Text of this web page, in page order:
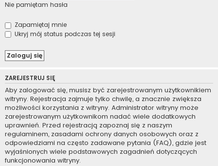
Nie pamiętam hasła
Zapamiętaj mnie
Ukryj mój status podczas tej sesji
ZAREJESTRUJ SIĘ
Aby zalogować się, musisz być zarejestrowanym użytkownikiem
witryny. Rejestracja zajmuje tylko chwilę, a znacznie zwiększa
możliwości korzystania z witryny. Administrator witryny może
zarejestrowanym użytkownikom nadać wiele dodatkowych
uprawnień. Przed rejestracją zapoznaj się z naszym
regulaminem, zasadami ochrony danych osobowych oraz z
odpowiedziami na często zadawane pytania (FAQ), gdzie jest
wyjaśnionych wiele podstawowych zagadnień dotyczących
funkcjonowania witryny.